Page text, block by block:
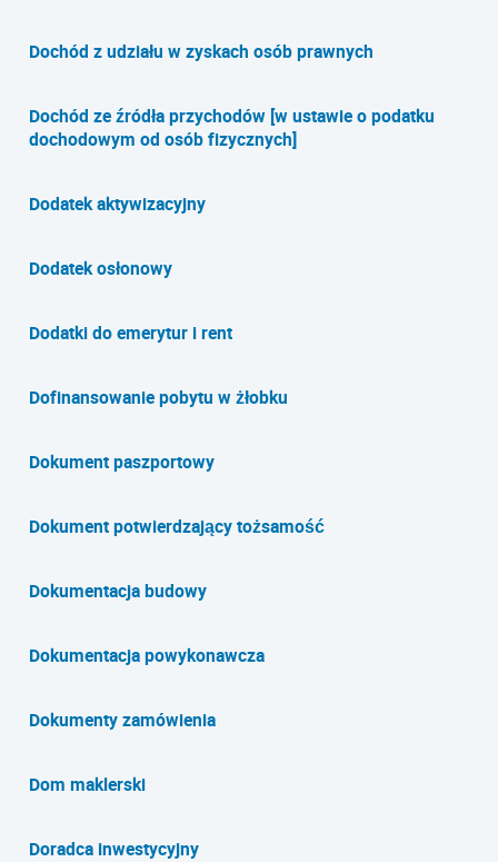
Dochód z udziału w zyskach osób prawnych
Dochód ze źródła przychodów [w ustawie o podatku
dochodowym od osób fizycznych]
Dodatek aktywizacyjny
Dodatek osłonowy
Dodatki do emerytur i rent
Dofinansowanie pobytu w żłobku
Dokument paszportowy
Dokument potwierdzający tożsamość
Dokumentacja budowy
Dokumentacja powykonawcza
Dokumenty zamówienia
Dom maklerski
Doradca inwestycyjny